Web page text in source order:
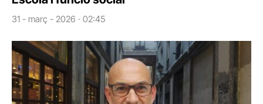
31 - març - 2026 · 02:45